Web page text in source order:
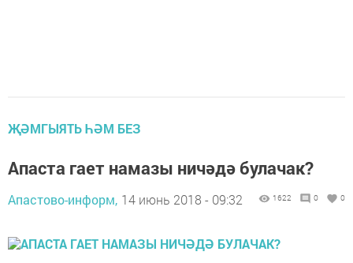
ҖӘМГЫЯТЬ ҺӘМ БЕЗ
Апаста гает намазы ничәдә булачак?
Апастово-информ, 14 июнь 2018 - 09:32 1622 0 0